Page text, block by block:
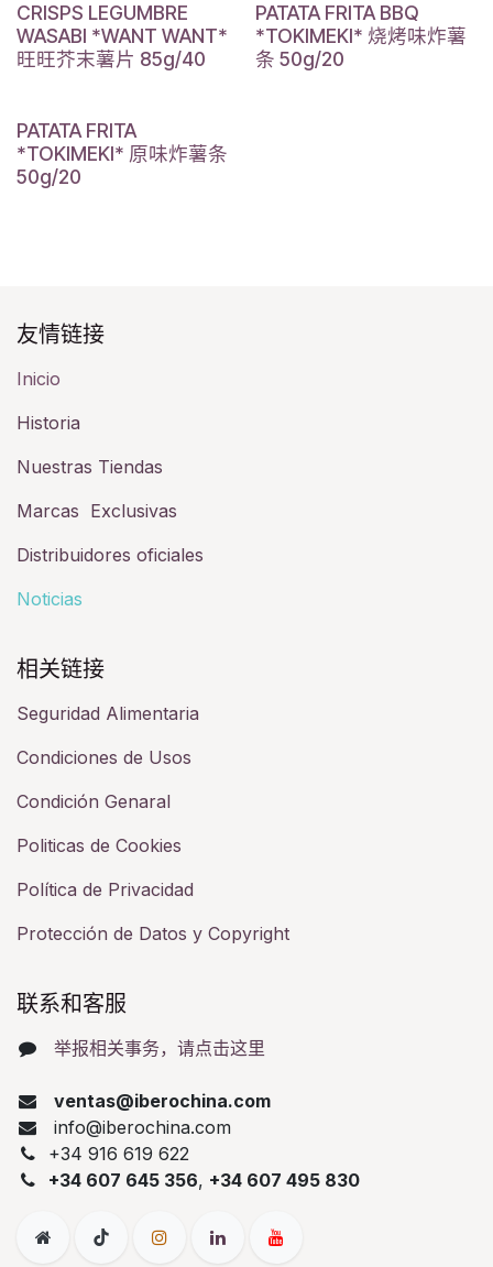
CRISPS LEGUMBRE
WASABI *WANT WANT*
旺旺芥末薯片 85g/40
PATATA FRITA BBQ
*TOKIMEKI* 烧烤味炸薯
条 50g/20
PATATA FRITA
*TOKIMEKI* 原味炸薯条
50g/20
友情链接​
Inicio
Historia​
Nuestras Tiendas
Marcas Exclusivas
Distribuidores oficiales
Noticias
相关链接​
Seguridad Alimentaria
Condiciones de Usos
Condición Genaral
Politicas de Cookies
Política de Privacidad
Protección de Datos y Copyright
联系和客服​
举报相关事务，请点击这里
ventas@iberochina.com
info@iberochina.com
+34 916 619 622
+34 607 645 356, +34 607 495 830